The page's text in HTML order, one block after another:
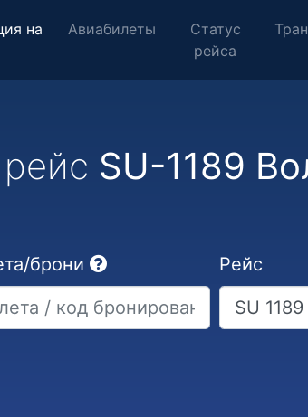
на
Авиабилеты
Статус
рейса
SU-1189
брони Рейс